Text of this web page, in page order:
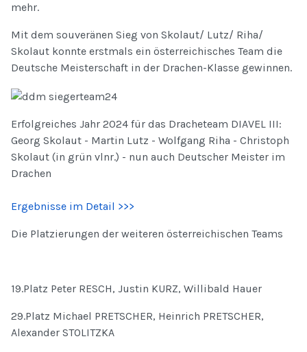
mehr.
Mit dem souveränen Sieg von Skolaut/ Lutz/ Riha/
Skolaut konnte erstmals ein österreichisches Team die
Deutsche Meisterschaft in der Drachen-Klasse gewinnen.
Erfolgreiches Jahr 2024 für das Dracheteam DIAVEL III:
Georg Skolaut - Martin Lutz - Wolfgang Riha - Christoph
Skolaut (in grün vlnr.) - nun auch Deutscher Meister im
Drachen
Ergebnisse im Detail >>>
Die Platzierungen der weiteren österreichischen Teams
19.Platz Peter RESCH, Justin KURZ, Willibald Hauer
29.Platz Michael PRETSCHER, Heinrich PRETSCHER,
Alexander STOLITZKA